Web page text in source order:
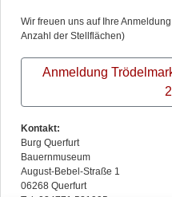
Wir freuen uns auf Ihre
Anzahl der Stellflächen)
Anmeldung
Kontakt:
Burg Querfurt
Bauernmuseum
August-Bebel-Straße 1
06268 Querfurt